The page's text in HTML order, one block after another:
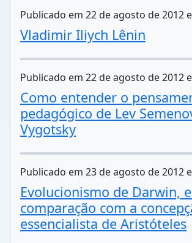
Publicado em 22 de agosto de 2012
Vladimir Iliych Lênin
Publicado em 22 de agosto de 2012
Como entender o
pedagógico de Lev
Vygotsky
Publicado em 23 de agosto de 2012
Evolucionismo de Darwin,
comparação com a
essencialista de Aristóteles